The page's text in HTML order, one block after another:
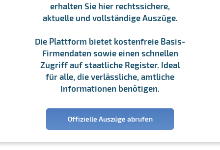
erhalten Sie hier rechtssichere,
aktuelle und vollständige Auszüge.
Die Plattform bietet kostenfreie Basis-
Firmendaten sowie einen schnellen
Zugriff auf staatliche Register. Ideal
für alle, die verlässliche, amtliche
Informationen benötigen.
Offizielle Auszüge abrufen